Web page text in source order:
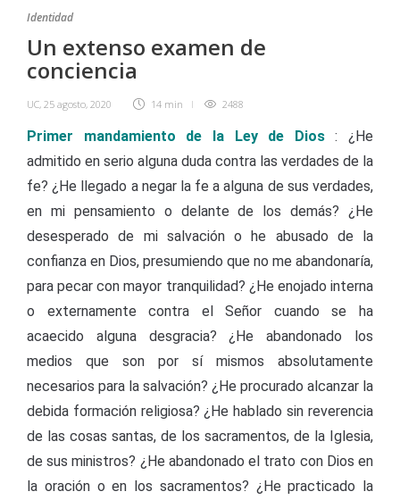
Identidad
Un extenso examen de
conciencia
UC, 25 agosto, 2020 14 min 2488
Primer mandamiento de la Ley de Dios: ¿He
admitido en serio alguna duda contra las verdades de la
fe? ¿He llegado a negar la fe a alguna de sus verdades,
en mi pensamiento o delante de los demás? ¿He
desesperado de mi salvación o he abusado de la
confianza en Dios, presumiendo que no me abandonaría,
para pecar con mayor tranquilidad? ¿He enojado interna
o externamente contra el Señor cuando se ha
acaecido alguna desgracia? ¿He abandonado los
medios que son por sí mismos absolutamente
necesarios para la salvación? ¿He procurado alcanzar la
debida formación religiosa? ¿He hablado sin reverencia
de las cosas santas, de los sacramentos, de la Iglesia,
de sus ministros? ¿He abandonado el trato con Dios en
la oración o en los sacramentos? ¿He practicado la